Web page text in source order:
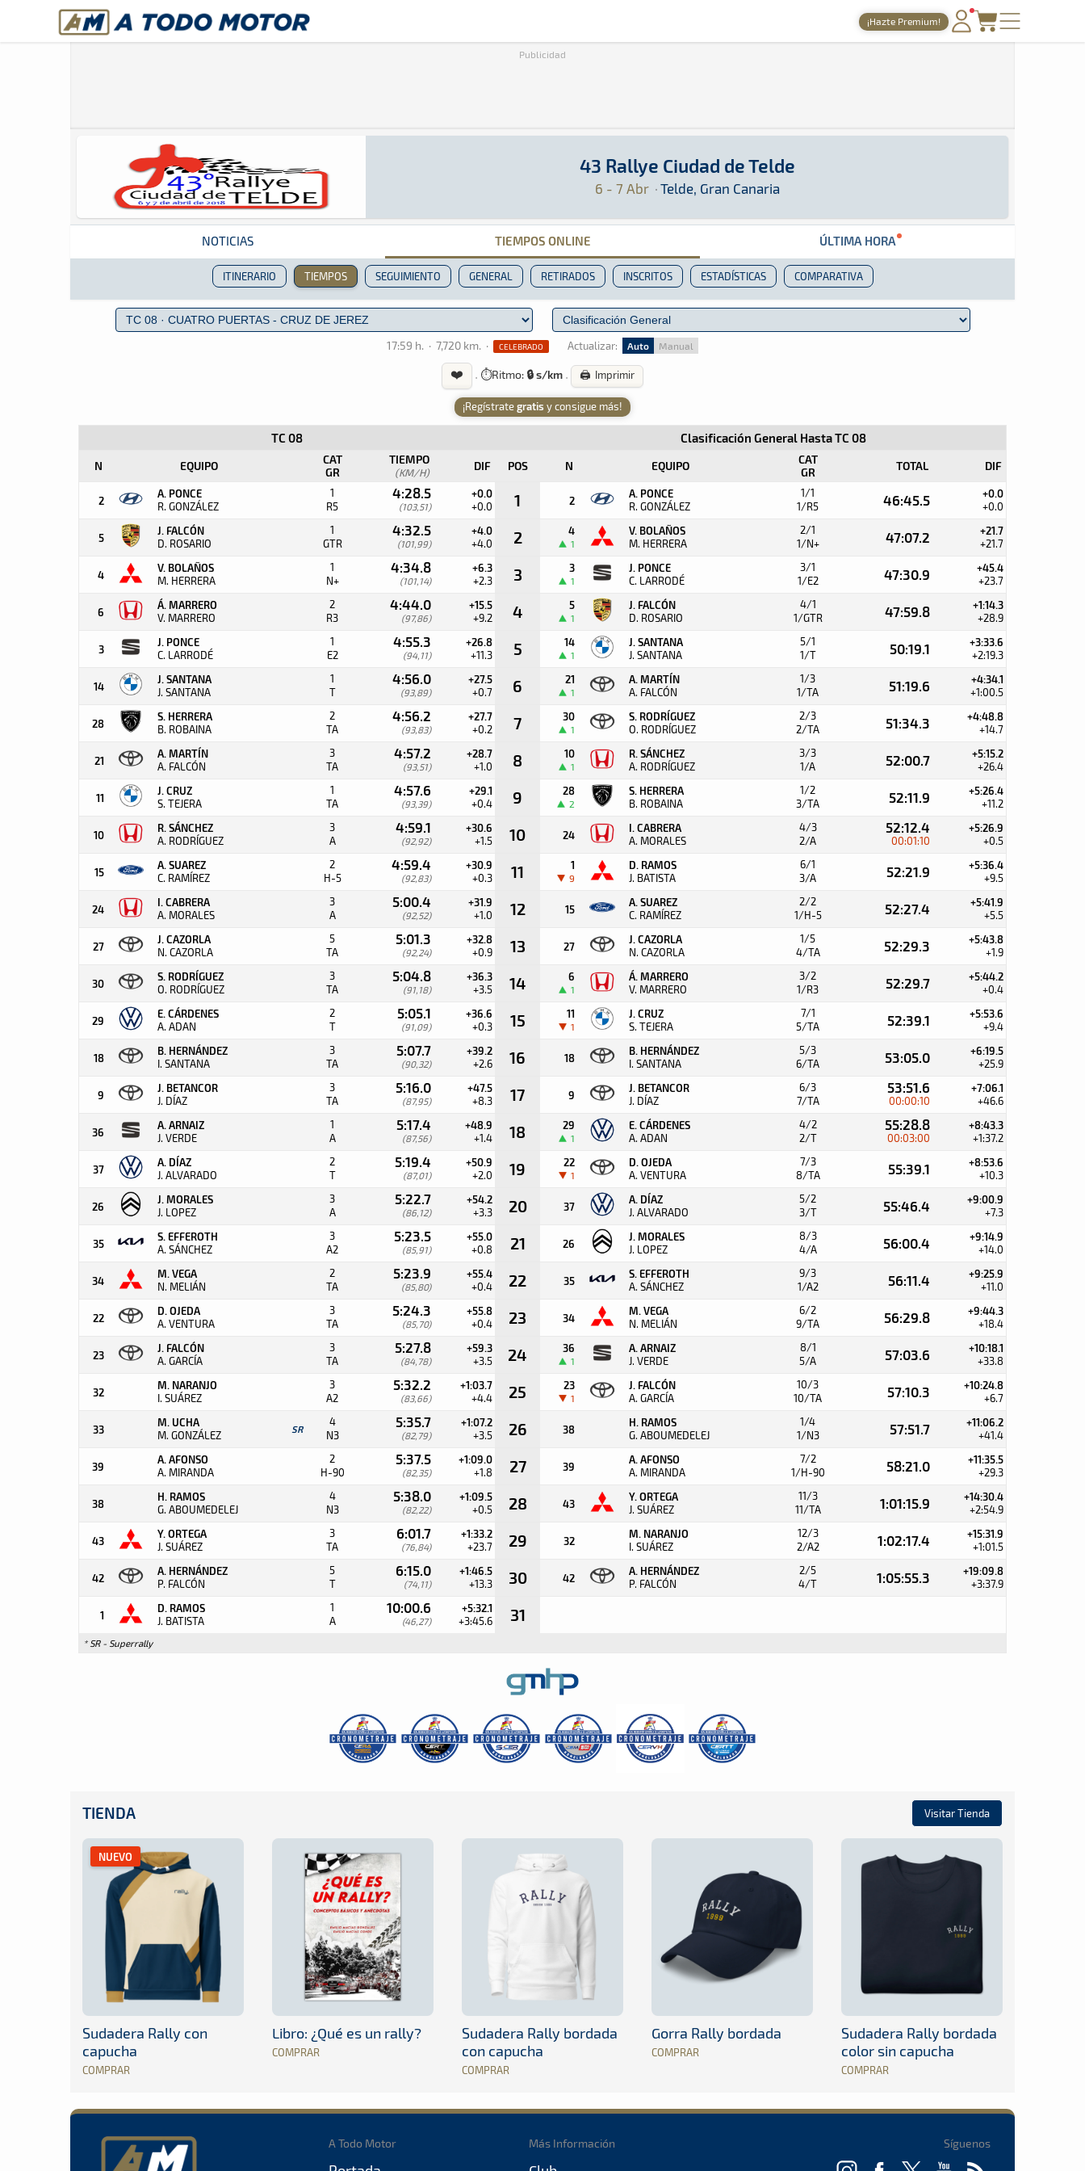
A Todo Motor· Revista del motor desde 1999 ¡Hazte Premium!
TIENDA
Publicidad
43 Rallye Ciudad de Telde
6 - 7 Abr · Telde, Gran Canaria
Rally · 43 Rallye Ciudad de Telde: Aquí podrás encontrar toda la información que sea
Telde, Gran Canaria
NOTICIAS TIEMPOS ONLINE ÚLTIMA HORA
ITINERARIO TIEMPOS SEGUIMIENTO GENERAL RETIRADOS INSCRITOS ESTADÍSTICAS COMPARATIVA
17:59 h. · 7,720 km. · CELEBRADO Actualizar: Auto Manual
❤️ · ⏱️Ritmo: 🔒 s/km · 🖨️ Imprimir
¡Regístrategratis y consigue más!
TC 08 Clasificación General Hasta TC 08
N EQUIPO
CAT
GR
TIEMPO
(KM/H) DIF POS N EQUIPO
CAT
GR
TOTAL DIF
2
A. PONCE
R. GONZÁLEZ
1
R5
4:28.5
(103,51)
+0.0
+0.0 1 2
A. PONCE
R. GONZÁLEZ
1/1
1/R5
46:45.5 +0.0
+0.0
5
J. FALCÓN
D. ROSARIO
1
GTR
4:32.5
(101,99)
+4.0
+4.0 2 4
1
V. BOLAÑOS
M. HERRERA
2/1
1/N+
47:07.2 +21.7
+21.7
4
V. BOLAÑOS
M. HERRERA
1
N+
4:34.8
(101,14)
+6.3
+2.3 3 3
1
J. PONCE
C. LARRODÉ
3/1
1/E2
47:30.9 +45.4
+23.7
6
Á. MARRERO
V. MARRERO
2
R3
4:44.0
(97,86)
+15.5
+9.2 4 5
1
J. FALCÓN
D. ROSARIO
4/1
1/GTR
47:59.8 +1:14.3
+28.9
3
J. PONCE
C. LARRODÉ
1
E2
4:55.3
(94,11)
+26.8
+11.3 5 14
1
J. SANTANA
J. SANTANA
5/1
1/T
50:19.1 +3:33.6
+2:19.3
14
J. SANTANA
J. SANTANA
1
T
4:56.0
(93,89)
+27.5
+0.7 6 21
1
A. MARTÍN
A. FALCÓN
1/3
1/TA
51:19.6 +4:34.1
+1:00.5
28
S. HERRERA
B. ROBAINA
2
TA
4:56.2
(93,83)
+27.7
+0.2 7 30
1
S. RODRÍGUEZ
O. RODRÍGUEZ
2/3
2/TA
51:34.3 +4:48.8
+14.7
21
A. MARTÍN
A. FALCÓN
3
TA
4:57.2
(93,51)
+28.7
+1.0 8 10
1
R. SÁNCHEZ
A. RODRÍGUEZ
3/3
1/A
52:00.7 +5:15.2
+26.4
11
J. CRUZ
S. TEJERA
1
TA
4:57.6
(93,39)
+29.1
+0.4 9 28
2
S. HERRERA
B. ROBAINA
1/2
3/TA
52:11.9 +5:26.4
+11.2
10
R. SÁNCHEZ
A. RODRÍGUEZ
3
A
4:59.1
(92,92)
+30.6
+1.5 10 24
I. CABRERA
A. MORALES
4/3
2/A
52:12.4
00:01:10
+5:26.9
+0.5
15
A. SUAREZ
C. RAMÍREZ
2
H-5
4:59.4
(92,83)
+30.9
+0.3 11 1
9
D. RAMOS
J. BATISTA
6/1
3/A
52:21.9 +5:36.4
+9.5
24
I. CABRERA
A. MORALES
3
A
5:00.4
(92,52)
+31.9
+1.0 12 15
A. SUAREZ
C. RAMÍREZ
2/2
1/H-5
52:27.4 +5:41.9
+5.5
27
J. CAZORLA
N. CAZORLA
5
TA
5:01.3
(92,24)
+32.8
+0.9 13 27
J. CAZORLA
N. CAZORLA
1/5
4/TA
52:29.3 +5:43.8
+1.9
30
S. RODRÍGUEZ
O. RODRÍGUEZ
3
TA
5:04.8
(91,18)
+36.3
+3.5 14 6
1
Á. MARRERO
V. MARRERO
3/2
1/R3
52:29.7 +5:44.2
+0.4
29
E. CÁRDENES
A. ADAN
2
T
5:05.1
(91,09)
+36.6
+0.3 15 11
1
J. CRUZ
S. TEJERA
7/1
5/TA
52:39.1 +5:53.6
+9.4
18
B. HERNÁNDEZ
I. SANTANA
3
TA
5:07.7
(90,32)
+39.2
+2.6 16 18
B. HERNÁNDEZ
I. SANTANA
5/3
6/TA
53:05.0 +6:19.5
+25.9
9
J. BETANCOR
J. DÍAZ
3
TA
5:16.0
(87,95)
+47.5
+8.3 17 9
J. BETANCOR
J. DÍAZ
6/3
7/TA
53:51.6
00:00:10
+7:06.1
+46.6
36
A. ARNAIZ
J. VERDE
1
A
5:17.4
(87,56)
+48.9
+1.4 18 29
1
E. CÁRDENES
A. ADAN
4/2
2/T
55:28.8
00:03:00
+8:43.3
+1:37.2
37
A. DÍAZ
J. ALVARADO
2
T
5:19.4
(87,01)
+50.9
+2.0 19 22
1
D. OJEDA
A. VENTURA
7/3
8/TA
55:39.1 +8:53.6
+10.3
26
J. MORALES
J. LOPEZ
3
A
5:22.7
(86,12)
+54.2
+3.3 20 37
A. DÍAZ
J. ALVARADO
5/2
3/T
55:46.4 +9:00.9
+7.3
35
S. EFFEROTH
A. SÁNCHEZ
3
A2
5:23.5
(85,91)
+55.0
+0.8 21 26
J. MORALES
J. LOPEZ
8/3
4/A
56:00.4 +9:14.9
+14.0
34
M. VEGA
N. MELIÁN
2
TA
5:23.9
(85,80)
+55.4
+0.4 22 35
S. EFFEROTH
A. SÁNCHEZ
9/3
1/A2
56:11.4 +9:25.9
+11.0
22
D. OJEDA
A. VENTURA
3
TA
5:24.3
(85,70)
+55.8
+0.4 23 34
M. VEGA
N. MELIÁN
6/2
9/TA
56:29.8 +9:44.3
+18.4
23
J. FALCÓN
A. GARCÍA
3
TA
5:27.8
(84,78)
+59.3
+3.5 24 36
1
A. ARNAIZ
J. VERDE
8/1
5/A
57:03.6 +10:18.1
+33.8
32
M. NARANJO
I. SUÁREZ
3
A2
5:32.2
(83,66)
+1:03.7
+4.4 25 23
1
J. FALCÓN
A. GARCÍA
10/3
10/TA
57:10.3 +10:24.8
+6.7
33
M. UCHA
M. GONZÁLEZ SR
4
N3
5:35.7
(82,79)
+1:07.2
+3.5 26 38
H. RAMOS
G. ABOUMEDELEJ
1/4
1/N3
57:51.7 +11:06.2
+41.4
39
A. AFONSO
A. MIRANDA
2
H-90
5:37.5
(82,35)
+1:09.0
+1.8 27 39
A. AFONSO
A. MIRANDA
7/2
1/H-90
58:21.0 +11:35.5
+29.3
38
H. RAMOS
G. ABOUMEDELEJ
4
N3
5:38.0
(82,22)
+1:09.5
+0.5 28 43
Y. ORTEGA
J. SUÁREZ
11/3
11/TA
1:01:15.9 +14:30.4
+2:54.9
43
Y. ORTEGA
J. SUÁREZ
3
TA
6:01.7
(76,84)
+1:33.2
+23.7 29 32
M. NARANJO
I. SUÁREZ
12/3
2/A2
1:02:17.4 +15:31.9
+1:01.5
42
A. HERNÁNDEZ
P. FALCÓN
5
T
6:15.0
(74,11)
+1:46.5
+13.3 30 42
A. HERNÁNDEZ
P. FALCÓN
2/5
4/T
1:05:55.3 +19:09.8
+3:37.9
1
D. RAMOS
J. BATISTA
1
A
10:00.6
(46,27)
+5:32.1
+3:45.6 31
* SR - Superrally
TIENDA Visitar Tienda
NUEVO
Sudadera Rally con
capucha
COMPRAR
Libro: ¿Qué es un rally?
COMPRAR
Sudadera Rally bordada
con capucha
COMPRAR
Gorra Rally bordada
COMPRAR
Sudadera Rally bordada
color sin capucha
COMPRAR
A Todo Motor Más Información Síguenos